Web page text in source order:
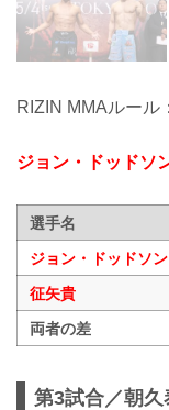
RIZIN MMAルール
ジョン・ドッドソ
選手名
ジョン・ドッドソン
征矢貴
両者の差
第3試合／朝